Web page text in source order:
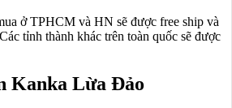
ở TPHCM và HN sẽ được free ship và
tỉnh thành khác trên toàn quốc sẽ được
Kanka Lừa Đảo